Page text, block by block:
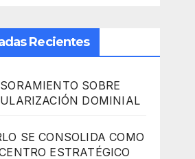
Recientes
SOBRE
DOMINIAL
SE CONSOLIDA COMO
ESTRATÉGICO